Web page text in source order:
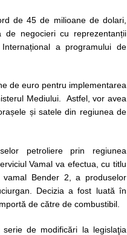
de 45 de milioane de dolari,
de negocieri cu reprezentanții
a programului de
de euro pentru implementarea
Mediu­lui. Astfel, vor avea
și sate­le din regiu­nea de
petroliere prin regiunea
Vamal va efectua, cu titlu
Bender 2, a produselor
Decizia a fost luată în
de către de combustibil.
de modificări la legislaţia